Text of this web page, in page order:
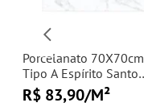
Porcelanato 70X70cm
Tipo A Espírito Santo
Acetinado Elizabeth -
2,45m²
R$ 83,90/M²